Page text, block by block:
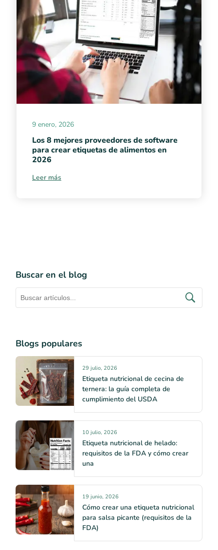
9 enero, 2026
Los 8 mejores proveedores de software
para crear etiquetas de alimentos en
2026
Leer más
Buscar en el blog
Blogs populares
29 julio, 2026
Etiqueta nutricional de cecina de
ternera: la guía completa de
cumplimiento del USDA
10 julio, 2026
Etiqueta nutricional de helado:
requisitos de la FDA y cómo crear
una
19 junio, 2026
Cómo crear una etiqueta nutricional
para salsa picante (requisitos de la
FDA)